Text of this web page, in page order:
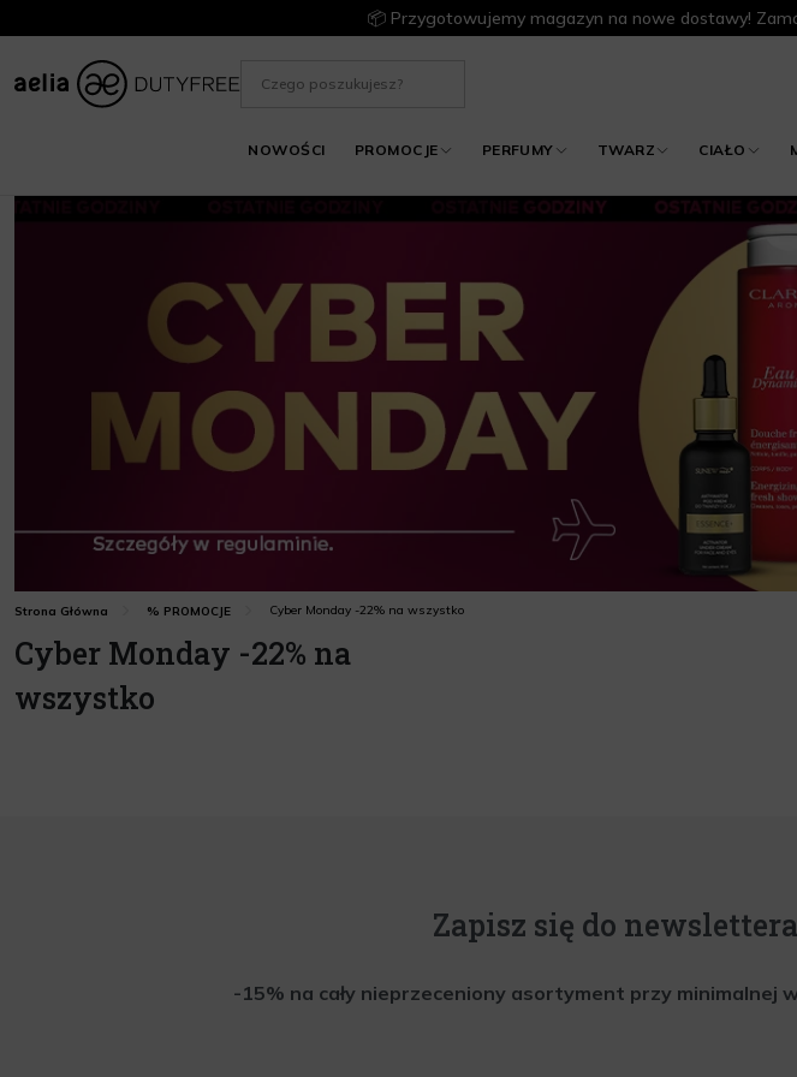
📦 Przygotowujemy magazyn na nowe dostawy!
NOWOŚCI PROMOCJE PERFUMY TWARZ CIAŁO
Strona Główna % PROMOCJE Cyber Monday -22% na wszystko
Cyber Monday -22% na
wszystko
Zapisz się do
-15% na cały nieprzeceniony asortyment przy minimalnej